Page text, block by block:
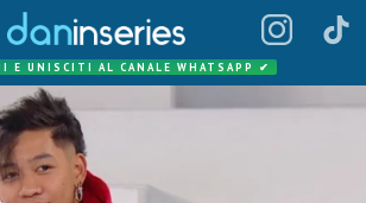
E UNISCITI AL CANALE WHATSAPP ✔